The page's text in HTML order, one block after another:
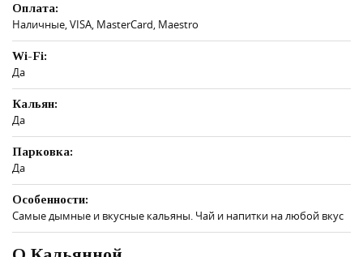
Оплата:
Наличные, VISA, MasterCard, Maestro
Wi-Fi:
Да
Кальян:
Да
Парковка:
Да
Особенности:
Самые дымные и вкусные кальяны. Чай и напитки на любой вкус